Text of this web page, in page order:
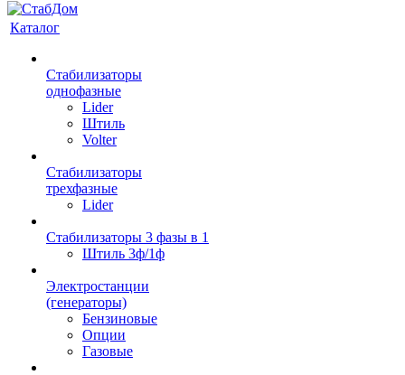
Каталог
Стабилизаторы
однофазные
Lider
Штиль
Volter
Стабилизаторы
трехфазные
Lider
Стабилизаторы 3 фазы в 1
Штиль 3ф/1ф
Электростанции
(генераторы)
Бензиновые
Опции
Газовые